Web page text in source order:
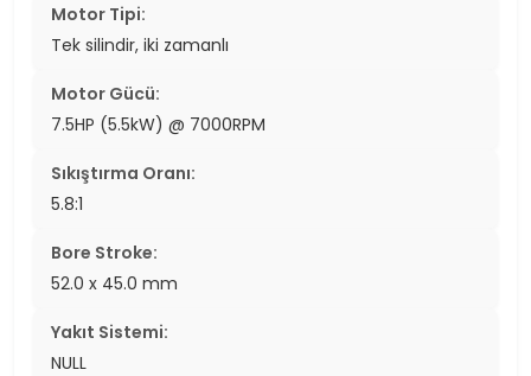
Motor Tipi:
Tek silindir, iki zamanlı
Motor Gücü:
7.5HP (5.5kW) @ 7000RPM
Sıkıştırma Oranı:
5.8:1
Bore Stroke:
52.0 x 45.0 mm
Yakıt Sistemi:
NULL